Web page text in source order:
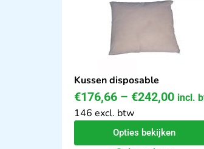
Kussen disposable
€176,66 – €242,00 incl.
146 excl. btw
Opties bekijken